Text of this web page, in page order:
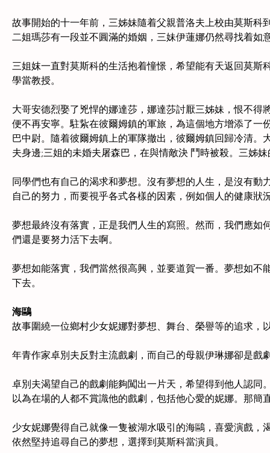
故事開始的十一年前，三姊妹隨着父親普洛夫上校由莫斯
二姐瑪莎有一段並不圓滿的婚姻，三妹伊蓮娜仍然尋找着如
三姐妺一直對莫斯科的生活抱着憧憬，希望能有天返回莫
學當教授。
大哥安德烈娶了兇悍的娜達莎，娜達莎討厭三姊妹，恨不
便不再安寧。駐紥在彼爾姆鎮的軍旅，為這個地方增添了
巴中尉。隨着彼爾姆鎮上的軍隊撤出，彼爾姆鎮回歸冷清
夫身邊;三姐的未婚夫屠森巴，在與情敵決 鬥時被殺。三姊
同學們也有自己的渴求和夢想。沒有夢想的人生，是沒有
自己的努力，而要視乎各式各樣的因素，例如個人的健康狀
夢想最終沒有落實，正是我們人生的寫照。然而，我們應
們還是要努力活下去啊。
夢想如能落實，我們當然很高興，並要道賀一番。夢想如
下去。
海鷗
故事圍繞一位鄉村少女妮娜對夢想、舞台、榮譽等的追求
年青作家卓別夫反對主流戲劇，而自己的母親伊琳娜卻是
卓別夫渴望自己的戲劇能夠闖出一片天，希望得到他人認
以為在場的人都不賞識他的戲劇，包括他心愛的妮娜。那簡
少女妮娜覺得自己就像一隻被湖水吸引的海鷗，喜愛演戲
依然堅持追尋自己的夢想，選擇到莫斯科當演員。